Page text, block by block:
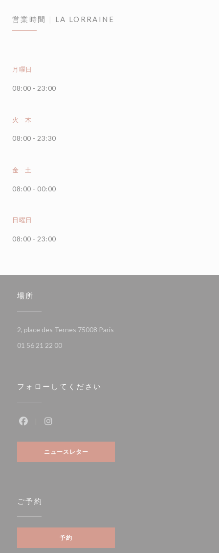
営業時間 LA LORRAINE
月曜日
08:00 - 23:00
火 - 木
08:00 - 23:30
金 - 土
08:00 - 00:00
日曜日
08:00 - 23:00
場所
2, place des Ternes 75008 Paris
01 56 21 22 00
フォローしてください
ニュースレター
ご予約
予約